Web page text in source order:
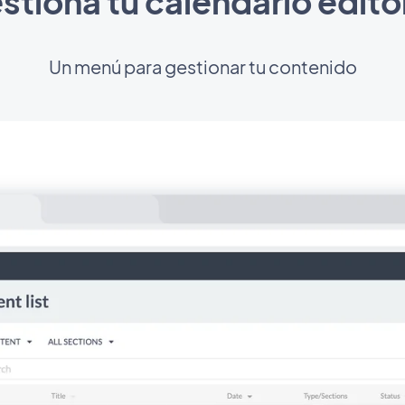
Un menú para gestionar tu contenido